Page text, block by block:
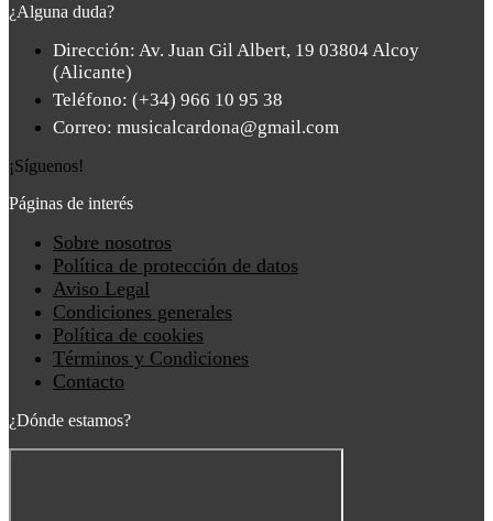
¿Alguna duda?
Dirección: Av. Juan Gil Albert, 19 03804 Alcoy
(Alicante)
Teléfono: (+34) 966 10 95 38
Correo: musicalcardona@gmail.com
¡Síguenos!
Páginas de interés
Main
Sobre nosotros
Política de protección de datos
Aviso Legal
Condiciones generales
Política de cookies
Términos y Condiciones
Contacto
¿Dónde estamos?